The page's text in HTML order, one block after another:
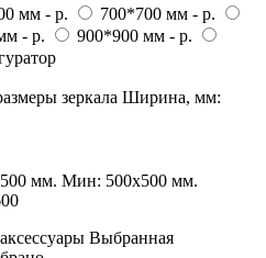
мм - р. 700*700 мм - р.
- р. 900*900 мм - р.
зеркала Ширина, мм:
мм. Мин: 500х500 мм.
Выбранная